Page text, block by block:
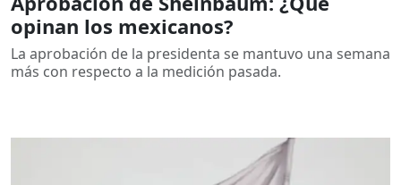
opinan los mexicanos?
La aprobación de la presidenta se mantuvo una semana
más con respecto a la medición pasada.